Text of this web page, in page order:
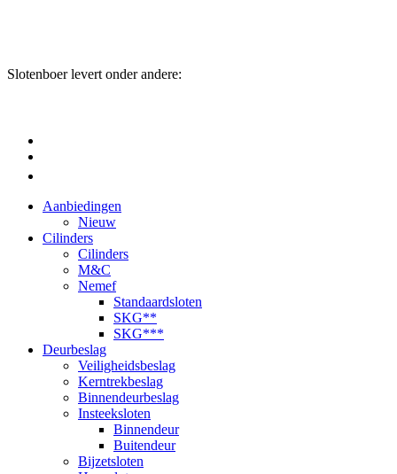
Slotenboer levert onder andere:
Aanbiedingen
Nieuw
Cilinders
Cilinders
M&C
Nemef
Standaardsloten
SKG**
SKG***
Deurbeslag
Veiligheidsbeslag
Kerntrekbeslag
Binnendeurbeslag
Insteeksloten
Binnendeur
Buitendeur
Bijzetsloten